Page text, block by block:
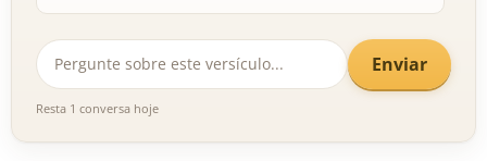
Enviar
Resta 1 conversa hoje